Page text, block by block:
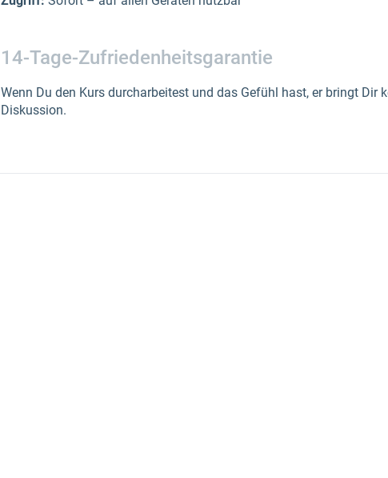
14-Tage-Zufriedenheitsgarantie
Wenn Du den Kurs durcharbeitest und das Gefühl hast, er bringt Dir
Diskussion.